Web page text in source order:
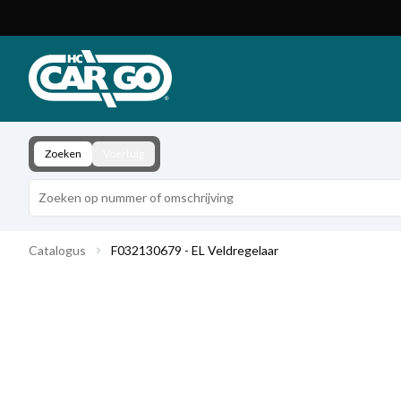
Download
Contact
Zoeken
Catalogus F032130679 - EL Veldregelaar